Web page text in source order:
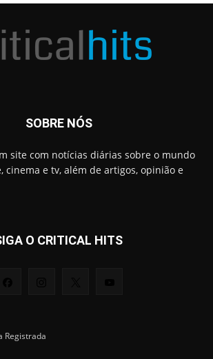
SOBRE NÓS
site com notícias diárias sobre o mundo
cinema e tv, além de artigos, opinião e
O CRITICAL HITS
Registrada